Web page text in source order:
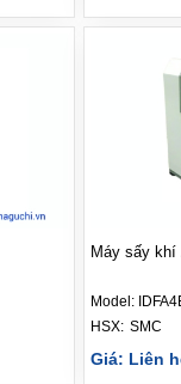
Máy sấy khí
Model:
HSX: SMC
Giá: Liên